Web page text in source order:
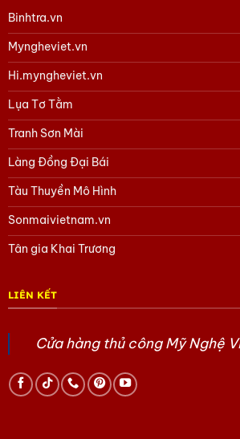
Binhtra.vn
Myngheviet.vn
Hi.myngheviet.vn
Lụa Tơ Tằm
Tranh Sơn Mài
Làng Đồng Đại Bái
Tàu Thuyền Mô Hình
Sonmaivietnam.vn
Tân gia Khai Trương
LIÊN KẾT
Cửa hàng thủ công Mỹ Nghệ